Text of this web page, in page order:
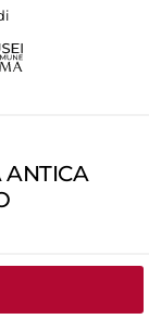
ANTICA